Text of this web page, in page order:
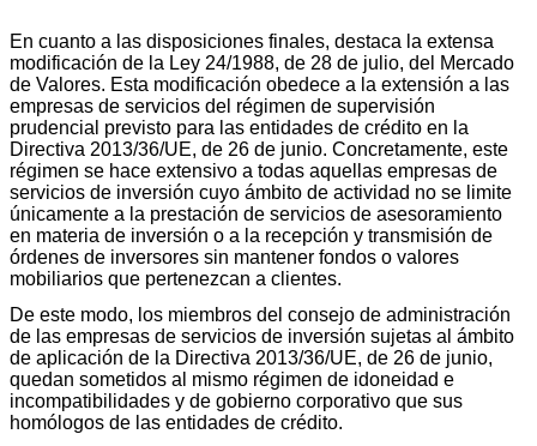
En cuanto a las disposiciones finales, destaca la extensa
modificación de la Ley 24/1988, de 28 de julio, del Mercado
de Valores. Esta modificación obedece a la extensión a las
empresas de servicios del régimen de supervisión
prudencial previsto para las entidades de crédito en la
Directiva 2013/36/UE, de 26 de junio. Concretamente, este
régimen se hace extensivo a todas aquellas empresas de
servicios de inversión cuyo ámbito de actividad no se limite
únicamente a la prestación de servicios de asesoramiento
en materia de inversión o a la recepción y transmisión de
órdenes de inversores sin mantener fondos o valores
mobiliarios que pertenezcan a clientes.
De este modo, los miembros del consejo de administración
de las empresas de servicios de inversión sujetas al ámbito
de aplicación de la Directiva 2013/36/UE, de 26 de junio,
quedan sometidos al mismo régimen de idoneidad e
incompatibilidades y de gobierno corporativo que sus
homólogos de las entidades de crédito.